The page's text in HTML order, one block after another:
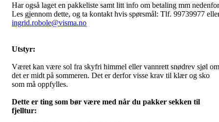
Har også laget en pakkeliste samt litt info om betaling mm
Les gjennom dette, og ta kontakt hvis spørsmål: Tlf. 99739977
ingrid.robole@visma.no
Utstyr:
Været kan være sol fra skyfri himmel eller vannrett snødrev sjøl om
det er midt på sommeren. Det er derfor visse krav til klær og sko
som må oppfylles.
Dette er ting som bør være med når du pakker sekken til
fjelltur: